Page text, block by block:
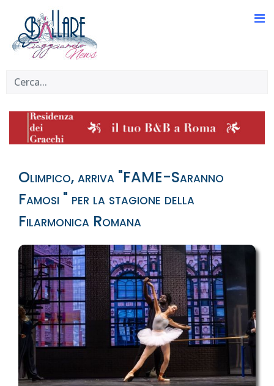
Olimpico, arriva "FAME-Saranno
Famosi " per la stagione della
Filarmonica Romana